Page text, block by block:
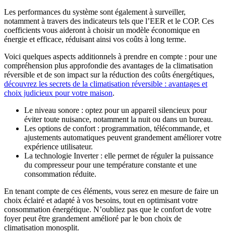
Les performances du système sont également à surveiller,
notamment à travers des indicateurs tels que l’EER et le COP. Ces
coefficients vous aideront à choisir un modèle économique en
énergie et efficace, réduisant ainsi vos coûts à long terme.
Voici quelques aspects additionnels à prendre en compte : pour une
compréhension plus approfondie des avantages de la climatisation
réversible et de son impact sur la réduction des coûts énergétiques,
découvrez les secrets de la climatisation réversible : avantages et
choix judicieux pour votre maison.
Le niveau sonore : optez pour un appareil silencieux pour
éviter toute nuisance, notamment la nuit ou dans un bureau.
Les options de confort : programmation, télécommande, et
ajustements automatiques peuvent grandement améliorer votre
expérience utilisateur.
La technologie Inverter : elle permet de réguler la puissance
du compresseur pour une température constante et une
consommation réduite.
En tenant compte de ces éléments, vous serez en mesure de faire un
choix éclairé et adapté à vos besoins, tout en optimisant votre
consommation énergétique. N’oubliez pas que le confort de votre
foyer peut être grandement amélioré par le bon choix de
climatisation monosplit.